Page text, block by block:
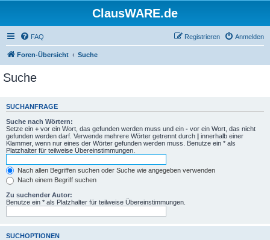
ClausWARE.de
FAQ Anmelden
Registrieren
Foren-Übersicht Suche
Suche
SUCHANFRAGE
Suche nach Wörtern:
Setze ein + vor ein Wort, das gefunden werden muss und ein - vor ein Wort, das nicht
gefunden werden darf. Verwende mehrere Wörter getrennt durch | innerhalb einer
Klammer, wenn nur eines der Wörter gefunden werden muss. Benutze ein * als
Platzhalter für teilweise Übereinstimmungen.
Nach allen Begriffen suchen oder Suche wie angegeben verwenden
Nach einem Begriff suchen
Zu suchender Autor:
Benutze ein * als Platzhalter für teilweise Übereinstimmungen.
SUCHOPTIONEN